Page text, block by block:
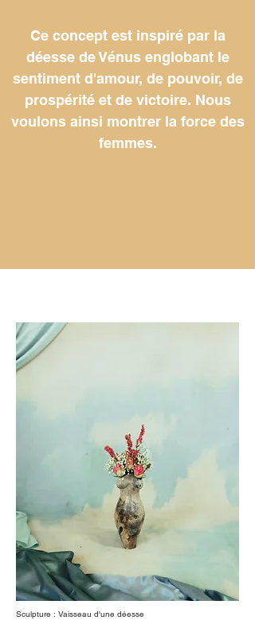
Ce concept est inspiré par la
déesse de Vénus englobant le
sentiment d'amour, de pouvoir, de
prospérité et de victoire. Nous
voulons ainsi montrer la force des
femmes.
Sculpture : Vaisseau d'une déesse